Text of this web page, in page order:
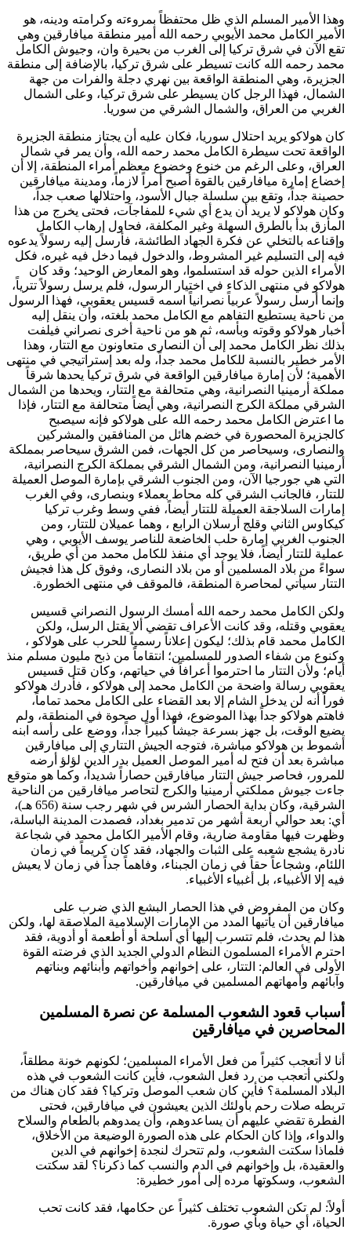
وهذا الأمير المسلم الذي ظل محتفظاً بمروءته وكرامته ودينه، هو
الأمير
الكامل محمد الأيوبي رحمه الله أمير منطقة ميافارقين وهي
تقع الآن في شرق تركيا إلى الغرب من بحيرة وان، وجيوش الكامل
محمد رحمه الله كانت تسيطر على شرق تركيا، بالإضافة إلى منطقة
الجزيرة، وهي المنطقة الواقعة بين نهري دجلة والفرات من جهة
الشمال، فهذا الرجل كان يسيطر على شرق تركيا، وعلى الشمال
الغربي من العراق، والشمال الشرقي من سوريا.
كان هولاكو يريد احتلال سوريا، فكان عليه أن يجتاز منطقة الجزيرة
الواقعة تحت سيطرة الكامل محمد رحمه الله، وأن يمر في شمال
العراق، وعلى الرغم من خنوع وخضوع معظم أمراء المنطقة، إلا أن
إخضاع إمارة ميافارقين بالقوة أصبح أمراً لازماً، ومدينة ميافارقين
حصينة جداً، وتقع بين سلسلة جبال الأسود، واحتلالها صعب جداً،
وكان هولاكو لا يريد أن يدع أي شيء للمفاجآت، فحتى يخرج من هذا
المأزق بدأ بالطرق السهلة وغير المكلفة، فحاول إرهاب الكامل
وإقناعه بالتخلي عن فكرة الجهاد الطائشة، فأرسل إليه رسولاً يدعوه
فيه إلى التسليم غير المشروط، والدخول فيما دخل فيه غيره، فكل
الأمراء الذين حوله قد استسلموا، وهو المعارض الوحيد؛ وقد كان
هولاكو في منتهى الذكاء في اختيار الرسول، فلم يرسل رسولاً تترياً،
وإنما أرسل رسولاً عربياً نصرانياً اسمه قسيس يعقوبي، فهذا الرسول
من ناحية يستطيع التفاهم مع الكامل محمد بلغته، وأن ينقل إليه
أخبار هولاكو وقوته وبأسه، ثم هو من ناحية أخرى نصراني فيلفت
بذلك نظر
الكامل محمد إلى أن النصارى متعاونون مع التتار، وهذا
الأمر خطير بالنسبة للكامل محمد جداً، وله بعد إستراتيجي في منتهى
الأهمية؛ لأن إمارة ميافارقين الواقعة في شرق تركيا يحدها شرقاً
مملكة أرمينيا النصرانية، وهي متحالفة مع التتار، ويحدها من الشمال
الشرقي مملكة الكرج النصرانية، وهي أيضاً متحالفة مع التتار، فإذا
ما اعترض الكامل محمد رحمه الله على هولاكو فإنه سيصبح
كالجزيرة المحصورة في خضم هائل من المنافقين والمشركين
والنصارى، وسيحاصر من كل الجهات، فمن الشرق سيحاصر بمملكة
أرمينيا النصرانية، ومن الشمال الشرقي بمملكة الكرج النصرانية،
التي هي جورجيا الآن، ومن الجنوب الشرقي بإمارة الموصل العميلة
للتتار، فالجانب الشرقي كله محاط بعملاء وبنصارى، وفي الغرب
إمارات السلاجقة العميلة للتتار أيضاً، ففي وسط وغرب تركيا
كيكاوس الثاني وقلج أرسلان الرابع ، وهما عميلان للتتار، ومن
الجنوب الغربي إمارة حلب الخاضعة للناصر يوسف الأيوبي ، وهي
عملية للتتار أيضاً، فلا يوجد أي منفذ للكامل محمد من أي طريق،
سواءً من بلاد المسلمين أو من بلاد النصارى، وفوق كل هذا فجيش
التتار سيأتي لمحاصرة المنطقة، فالموقف في منتهى الخطورة.
ولكن الكامل محمد رحمه الله أمسك الرسول النصراني قسيس
يعقوبي وقتله، وقد كانت الأعراف تقضي ألا يقتل الرسل، ولكن
الكامل محمد قام بذلك؛ ليكون إعلاناً رسمياً للحرب على هولاكو ،
وكنوع من شفاء الصدور للمسلمين؛ انتقاماً من ذبح مليون مسلم منذ
أيام؛ ولأن التتار ما احترموا أعرافاً في حياتهم، وكان قتل قسيس
يعقوبي رسالة واضحة من الكامل محمد إلى هولاكو ، فأدرك هولاكو
فوراً أنه لن يدخل الشام إلا بعد القضاء على الكامل محمد تماماً،
فاهتم هولاكو جداً بهذا الموضوع، فهذا أول صحوة في المنطقة، ولم
يضيع الوقت، بل جهز بسرعة جيشاً كبيراً جداً، ووضع على رأسه ابنه
أشموط بن هولاكو مباشرة، فتوجه الجيش التتاري إلى ميافارقين
مباشرة بعد أن فتح له أمير الموصل العميل بدر الدين لؤلؤ أرضه
للمرور، فحاصر جيش التتار ميافارقين حصاراً شديداً، وكما هو متوقع
جاءت جيوش مملكتي أرمينيا والكرج لتحاصر ميافارقين من الناحية
الشرقية، وكان بداية الحصار الشرس في شهر رجب سنة (656 هـ)،
أي: بعد حوالي أربعة أشهر من تدمير بغداد، فصمدت المدينة الباسلة،
وظهرت فيها مقاومة ضارية، وقام الأمير
الكامل محمد في شجاعة
نادرة يشجع شعبه على الثبات والجهاد، فقد كان كريماً في زمان
اللئام، وشجاعاً حقاً في زمان الجبناء، وفاهماً جداً في زمان لا يعيش
فيه إلا الأغبياء، بل أغبياء الأغبياء.
وكان من المفروض في هذا الحصار البشع الذي ضرب على
ميافارقين أن يأتيها المدد من الإمارات الإسلامية الملاصقة لها، ولكن
هذا لم يحدث، فلم تتسرب إليها أي أسلحة أو أطعمة أو أدوية، فقد
احترم الأمراء المسلمون النظام الدولي الجديد الذي فرضته القوة
الأولى في العالم: التتار، على إخوانهم وأخواتهم وأبنائهم وبناتهم
وآبائهم وأمهاتهم المسلمين في ميافارقين.
أسباب قعود الشعوب المسلمة عن نصرة المسلمين
المحاصرين في ميافارقين
أنا لا أتعجب كثيراً من فعل الأمراء المسلمين؛ لكونهم خونة مطلقاً،
ولكني أتعجب من رد فعل الشعوب، فأين كانت الشعوب في هذه
البلاد المسلمة؟ فأين كان شعب الموصل وتركيا؟ فقد كان هناك من
تربطه صلات رحم بأولئك الذين يعيشون في ميافارقين، فحتى
الفطرة تقضي عليهم أن يساعدوهم، وأن يمدوهم بالطعام والسلاح
والدواء، وإذا كان الحكام على هذه الصورة الوضيعة من الأخلاق،
فلماذا سكتت الشعوب، ولم تتحرك لنجدة إخوانهم في الدين
والعقيدة، بل وإخوانهم في الدم والنسب كما ذكرنا؟ لقد سكتت
الشعوب، وسكوتها مرده إلى أمور خطيرة:
أولاً: لم تكن الشعوب تختلف كثيراً عن حكامها، فقد كانت تحب
الحياة، أي حياة وبأي صورة.